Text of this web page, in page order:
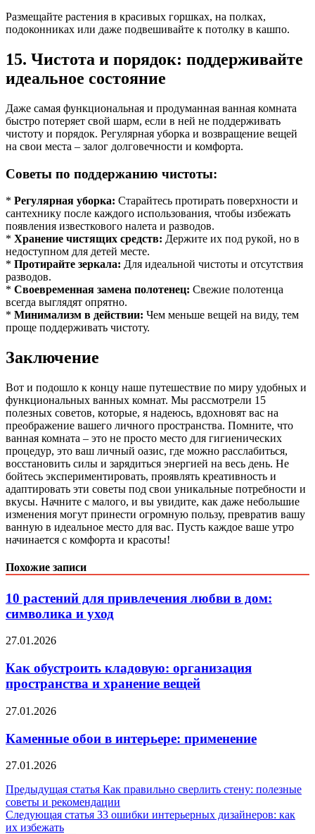
Размещайте растения в красивых горшках, на полках,
подоконниках или даже подвешивайте к потолку в кашпо.
15. Чистота и порядок: поддерживайте
идеальное состояние
Даже самая функциональная и продуманная ванная комната
быстро потеряет свой шарм, если в ней не поддерживать
чистоту и порядок. Регулярная уборка и возвращение вещей
на свои места – залог долговечности и комфорта.
Советы по поддержанию чистоты:
* Регулярная уборка: Старайтесь протирать поверхности и
сантехнику после каждого использования, чтобы избежать
появления известкового налета и разводов.
* Хранение чистящих средств: Держите их под рукой, но в
недоступном для детей месте.
* Протирайте зеркала: Для идеальной чистоты и отсутствия
разводов.
* Своевременная замена полотенец: Свежие полотенца
всегда выглядят опрятно.
* Минимализм в действии: Чем меньше вещей на виду, тем
проще поддерживать чистоту.
Заключение
Вот и подошло к концу наше путешествие по миру удобных и
функциональных ванных комнат. Мы рассмотрели 15
полезных советов, которые, я надеюсь, вдохновят вас на
преображение вашего личного пространства. Помните, что
ванная комната – это не просто место для гигиенических
процедур, это ваш личный оазис, где можно расслабиться,
восстановить силы и зарядиться энергией на весь день. Не
бойтесь экспериментировать, проявлять креативность и
адаптировать эти советы под свои уникальные потребности и
вкусы. Начните с малого, и вы увидите, как даже небольшие
изменения могут принести огромную пользу, превратив вашу
ванную в идеальное место для вас. Пусть каждое ваше утро
начинается с комфорта и красоты!
Похожие записи
10 растений для привлечения любви в дом:
символика и уход
27.01.2026
Как обустроить кладовую: организация
пространства и хранение вещей
27.01.2026
Каменные обои в интерьере: применение
27.01.2026
Навигация
по
записям
Предыдущая статья Как правильно сверлить стену: полезные
советы и рекомендации
Следующая статья 33 ошибки интерьерных дизайнеров: как
их избежать